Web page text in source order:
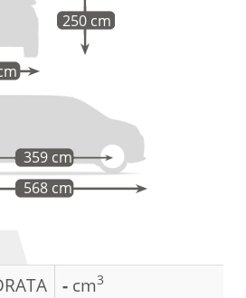
250 cm
568 cm
359 cm
- cm3